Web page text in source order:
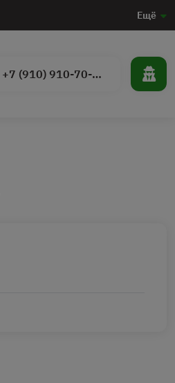
Ещё
+7 (910) 910-70-15